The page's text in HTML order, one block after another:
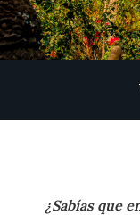
¿Sabías que